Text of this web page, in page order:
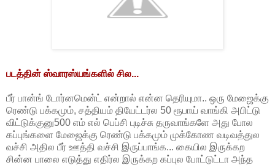
படத்தின் ஸ்வாரஸ்யங்களில் சில...
பீர் பான்ங் டோர்னமென்ட் என்றால் என்ன தெரியுமா.. ஒரு மேஜைக்கு
ரெண்டு பக்கமும், சத்தியம் தியேட்டர்ல 50 ரூபாய் வாங்கி அபிட்டு
விட்டுக்குனு500 எம் எல் பெப்சி புடிச்சு தருவாங்களே அது போல
கப்புங்களை மேஜைக்கு ரெண்டு பக்கமும் முக்கோண வடிவத்துல
வச்சி அதில பீர் ஊத்தி வச்சி இருப்பாங்க... கையில இருக்கற
சின்ன பாலை எடுத்து எதிர்ல இருக்கற கப்புல போட்டுட்டா அந்த